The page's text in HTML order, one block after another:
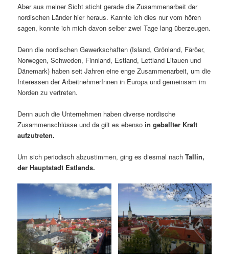
Aber aus meiner Sicht sticht gerade die Zusammenarbeit der
nordischen Länder hier heraus. Kannte ich dies nur vom hören
sagen, konnte ich mich davon selber zwei Tage lang überzeugen.
Denn die nordischen Gewerkschaften (Island, Grönland, Färöer,
Norwegen, Schweden, Finnland, Estland, Lettland Litauen und
Dänemark) haben seit Jahren eine enge Zusammenarbeit, um die
Interessen der ArbeitnehmerInnen in Europa und gemeinsam im
Norden zu vertreten.
Denn auch die Unternehmen haben diverse nordische
Zusammenschlüsse und da gilt es ebensoin geballter Kraft
aufzutreten.
Um sich periodisch abzustimmen, ging es diesmal nachTallin,
der Hauptstadt Estlands.